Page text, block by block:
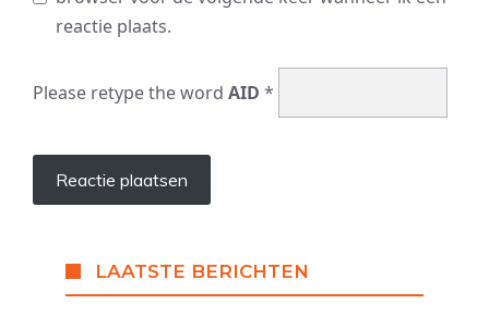
reactie plaats.
Please retype the word AID *
LAATSTE BERICHTEN